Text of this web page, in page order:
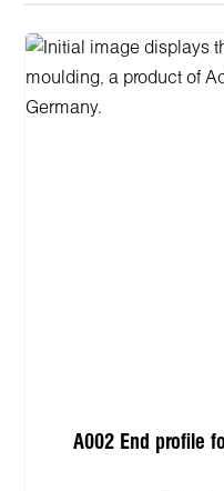
A002 End profile